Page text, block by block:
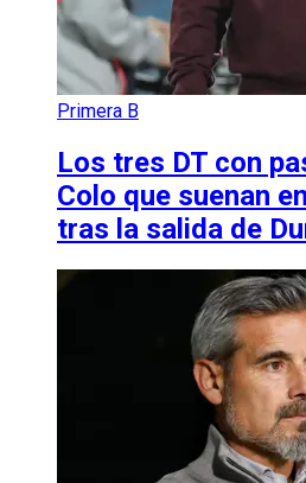
Primera B
Los tres DT con
Colo que suenan
tras la salida de